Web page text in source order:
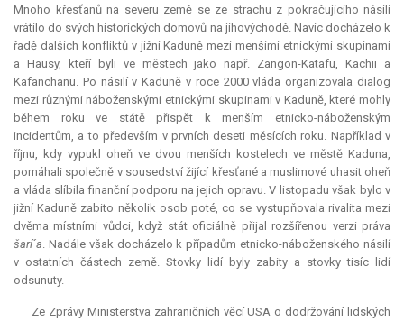
Mnoho křesťanů na severu země se ze strachu z pokračujícího násilí
vrátilo do svých historických domovů na jihovýchodě. Navíc docházelo k
řadě dalších konfliktů v jižní Kaduně mezi menšími etnickými skupinami
a Hausy, kteří byli ve městech jako např. Zangon-Katafu, Kachii a
Kafanchanu. Po násilí v Kaduně v roce 2000 vláda organizovala dialog
mezi různými náboženskými etnickými skupinami v Kaduně, které mohly
během roku ve státě přispět k menším etnicko-náboženským
incidentům, a to především v prvních deseti měsících roku. Například v
říjnu, kdy vypukl oheň ve dvou menších kostelech ve městě Kaduna,
pomáhali společně v sousedství žijící křesťané a muslimové uhasit oheň
a vláda slíbila finanční podporu na jejich opravu. V listopadu však bylo v
jižní Kaduně zabito několik osob poté, co se vystupňovala rivalita mezi
dvěma místními vůdci, když stát oficiálně přijal rozšířenou verzi práva
šarí´a. Nadále však docházelo k případům etnicko-náboženského násilí
v ostatních částech země. Stovky lidí byly zabity a stovky tisíc lidí
odsunuty.
Ze Zprávy Ministerstva zahraničních věcí USA o dodržování lidských